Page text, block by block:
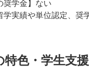
奨学金】ない
実績や単位認定、奨
特色・学生支